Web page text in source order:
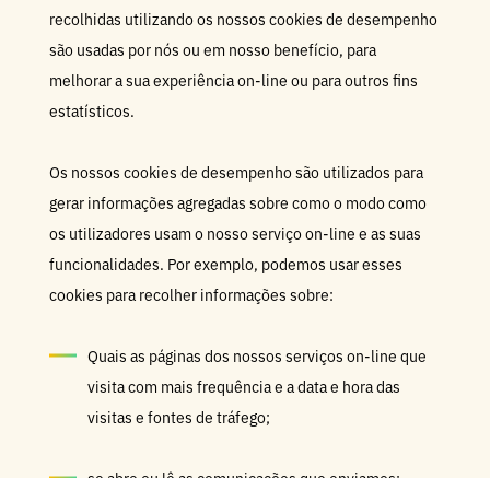
recolhidas utilizando os nossos cookies de desempenho
são usadas por nós ou em nosso benefício, para
melhorar a sua experiência on-line ou para outros fins
estatísticos.
Os nossos cookies de desempenho são utilizados para
gerar informações agregadas sobre como o modo como
os utilizadores usam o nosso serviço on-line e as suas
funcionalidades. Por exemplo, podemos usar esses
cookies para recolher informações sobre:
Quais as páginas dos nossos serviços on-line que
visita com mais frequência e a data e hora das
visitas e fontes de tráfego;